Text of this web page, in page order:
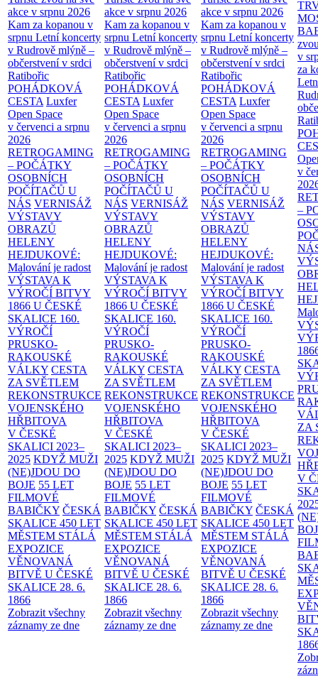
akce v srpnu 2026
Kam za kopanou v
srpnu Letní koncerty
v Rudrově mlýně –
občerstvení v srdci
Ratibořic
POHÁDKOVÁ
CESTA Luxfer
Open Space
v červenci a srpnu
2026
RETROGAMING
– POČÁTKY
OSOBNÍCH
POČÍTAČŮ U
NÁS VERNISÁŽ
VÝSTAVY
OBRAZŮ
HELENY
HEJDUKOVÉ:
Malování je radost
VÝSTAVA K
VÝROČÍ BITVY
1866 U ČESKÉ
SKALICE 160.
VÝROČÍ
PRUSKO-
RAKOUSKÉ
VÁLKY CESTA
ZA SVĚTLEM
REKONSTRUKCE
VOJENSKÉHO
HŘBITOVA
V ČESKÉ
SKALICI 2023–
2025 KDYŽ MUŽI
(NE)JDOU DO
BOJE 55 LET
FILMOVÉ
BABIČKY ČESKÁ
SKALICE 450 LET
MĚSTEM STÁLÁ
EXPOZICE
VĚNOVANÁ
BITVĚ U ČESKÉ
SKALICE 28. 6.
1866
Zobrazit všechny
záznamy ze dne
akce v srpnu 2026
Kam za kopanou v
srpnu Letní koncerty
v Rudrově mlýně –
občerstvení v srdci
Ratibořic
POHÁDKOVÁ
CESTA Luxfer
Open Space
v červenci a srpnu
2026
RETROGAMING
– POČÁTKY
OSOBNÍCH
POČÍTAČŮ U
NÁS VERNISÁŽ
VÝSTAVY
OBRAZŮ
HELENY
HEJDUKOVÉ:
Malování je radost
VÝSTAVA K
VÝROČÍ BITVY
1866 U ČESKÉ
SKALICE 160.
VÝROČÍ
PRUSKO-
RAKOUSKÉ
VÁLKY CESTA
ZA SVĚTLEM
REKONSTRUKCE
VOJENSKÉHO
HŘBITOVA
V ČESKÉ
SKALICI 2023–
2025 KDYŽ MUŽI
(NE)JDOU DO
BOJE 55 LET
FILMOVÉ
BABIČKY ČESKÁ
SKALICE 450 LET
MĚSTEM STÁLÁ
EXPOZICE
VĚNOVANÁ
BITVĚ U ČESKÉ
SKALICE 28. 6.
1866
Zobrazit všechny
záznamy ze dne
akce v srpnu 2026
Kam za kopanou v
srpnu Letní koncerty
v Rudrově mlýně –
občerstvení v srdci
Ratibořic
POHÁDKOVÁ
CESTA Luxfer
Open Space
v červenci a srpnu
2026
RETROGAMING
– POČÁTKY
OSOBNÍCH
POČÍTAČŮ U
NÁS VERNISÁŽ
VÝSTAVY
OBRAZŮ
HELENY
HEJDUKOVÉ:
Malování je radost
VÝSTAVA K
VÝROČÍ BITVY
1866 U ČESKÉ
SKALICE 160.
VÝROČÍ
PRUSKO-
RAKOUSKÉ
VÁLKY CESTA
ZA SVĚTLEM
REKONSTRUKCE
VOJENSKÉHO
HŘBITOVA
V ČESKÉ
SKALICI 2023–
2025 KDYŽ MUŽI
(NE)JDOU DO
BOJE 55 LET
FILMOVÉ
BABIČKY ČESKÁ
SKALICE 450 LET
MĚSTEM STÁLÁ
EXPOZICE
VĚNOVANÁ
BITVĚ U ČESKÉ
SKALICE 28. 6.
1866
Zobrazit všechny
záznamy ze dne
v
za
v
–
ZA
V